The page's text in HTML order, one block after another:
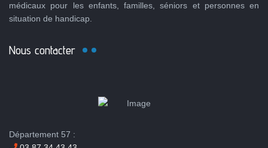
médicaux pour les enfants, familles, séniors et personnes en
situation de handicap.
Nous contacter
Département 57 :